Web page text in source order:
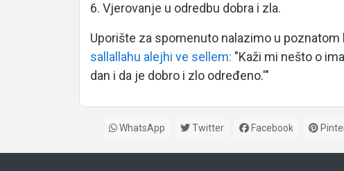
6. Vjerovanje u odredbu dobra i zla.
Uporište za spomenuto nalazimo u
sallallahu alejhi ve sellem: "Kaži mi nešto o
dan i da je dobro i zlo određeno.'"
WhatsApp Twitter Facebook